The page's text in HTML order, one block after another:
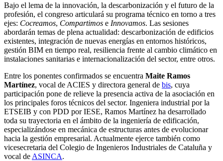
Bajo el lema de la innovación, la descarbonización y el futuro de la
profesión, el congreso articulará su programa técnico en torno a tres
ejes: Cocreamos, Compartimos e Innovamos. Las sesiones
abordarán temas de plena actualidad: descarbonización de edificios
existentes, integración de nuevas energías en entornos históricos,
gestión BIM en tiempo real, resiliencia frente al cambio climático en
instalaciones sanitarias e internacionalización del sector, entre otros.
Entre los ponentes confirmados se encuentra Maite Ramos
Martínez, vocal de ACIES y directora general de bis, cuya
participación pone de relieve la presencia activa de la asociación en
los principales foros técnicos del sector. Ingeniera industrial por la
ETSEIB y con PDD por IESE, Ramos Martínez ha desarrollado
toda su trayectoria en el ámbito de la ingeniería de edificación,
especializándose en mecánica de estructuras antes de evolucionar
hacia la gestión empresarial. Actualmente ejerce también como
vicesecretaria del Colegio de Ingenieros Industriales de Cataluña y
vocal de ASINCA.